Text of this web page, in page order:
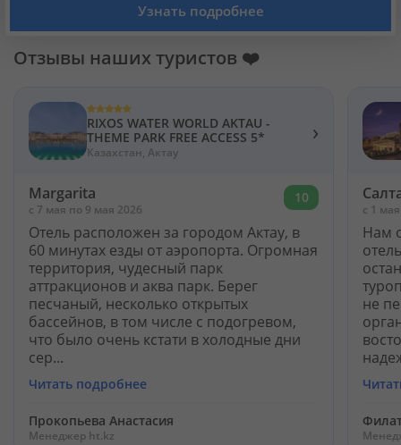
Узнать подробнее
Отзывы наших туристов ❤️
RIXOS WATER WORLD AKTAU -
THEME PARK FREE ACCESS 5*
Казахстан, Актау
›
Margarita
c 7 мая по 9 мая 2026
10
Отель расположен за городом Актау, в
60 минутах езды от аэропорта. Огромная
территория, чудесный парк
аттракционов и аква парк. Берег
песчаный, несколько открытых
бассейнов, в том числе с подогревом,
что было очень кстати в холодные дни
сер...
Читать подробнее
Прокопьева Анастасия
Менеджер ht.kz
c 1
Нам
не